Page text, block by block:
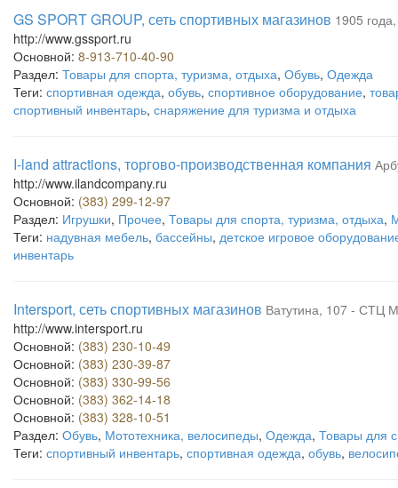
GS SPORT GROUP, сеть спортивных магазинов 1905
http://www.gssport.ru
Основной: 8-913-710-40-90
Раздел: Товары для спорта, туризма, отдыха, Обувь, Одежда
Теги: спортивная одежда, обувь, спортивное оборудование,
спортивный инвентарь, снаряжение для туризма и отдыха
I-land attractions, торгово-производственная компания
http://www.ilandcompany.ru
Основной: (383) 299-12-97
Раздел: Игрушки, Прочее, Товары для спорта, туризма, отдыха,
Теги: надувная мебель, бассейны, детское игровое
инвентарь
Intersport, сеть спортивных магазинов Ватутина, 107 - СТЦ
http://www.intersport.ru
Основной: (383) 230-10-49
Основной: (383) 230-39-87
Основной: (383) 330-99-56
Основной: (383) 362-14-18
Основной: (383) 328-10-51
Раздел: Обувь, Мототехника, велосипеды, Одежда, Товары для
Теги: спортивный инвентарь, спортивная одежда, обувь,